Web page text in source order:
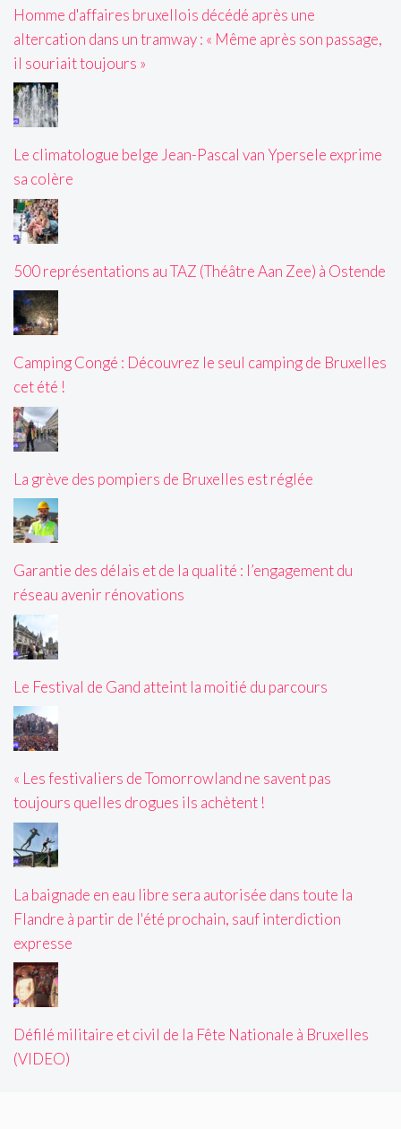
Homme d'affaires bruxellois décédé après une
altercation dans un tramway : « Même après son passage,
il souriait toujours »
Le climatologue belge Jean-Pascal van Ypersele exprime
sa colère
500 représentations au TAZ (Théâtre Aan Zee) à Ostende
Camping Congé : Découvrez le seul camping de Bruxelles
cet été !
La grève des pompiers de Bruxelles est réglée
Garantie des délais et de la qualité : l’engagement du
réseau avenir rénovations
Le Festival de Gand atteint la moitié du parcours
« Les festivaliers de Tomorrowland ne savent pas
toujours quelles drogues ils achètent !
La baignade en eau libre sera autorisée dans toute la
Flandre à partir de l'été prochain, sauf interdiction
expresse
Défilé militaire et civil de la Fête Nationale à Bruxelles
(VIDEO)